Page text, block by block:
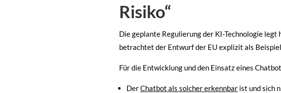
Risiko“
Die geplante Regulierung der KI-Technologie
betrachtet der Entwurf der EU explizit als
Für die Entwicklung und den Einsatz eines
DerChatbot als solcher erkennbarist und sich